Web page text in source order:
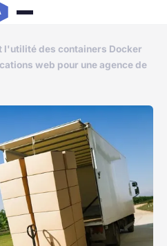
l'utilité des containers Docker
web pour une agence de